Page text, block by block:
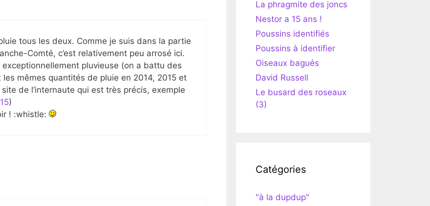
tous les deux. Comme je suis dans la partie
Comté, c’est relativement peu arrosé ici.
exceptionnellement pluvieuse (on a battu des
mêmes quantités de pluie en 2014, 2015 et
de l’internaute qui est très précis, exemple
)
! :whistle:
La phragmite des joncs
Nestor a 15 ans !
Poussins identifiés
Poussins à identifier
Oiseaux bagués
David Russell
Le busard des roseaux
(3)
Catégories
"à la dupdup"